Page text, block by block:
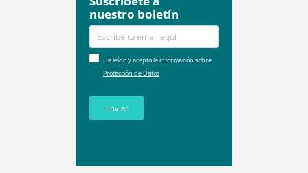
nuestro boletín
He leído y acepto la información sobre
Protección de Datos
Enviar